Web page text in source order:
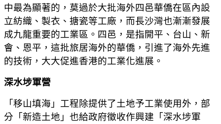
中最為顯著的，莫過於大批海外四邑華僑在區內設
立紡織、製衣、搪瓷等工廠，而長沙灣也漸漸發展
成九龍重要的工業區。四邑，是指開平、台山、新
會、恩平，這批旅居海外的華僑，引進了海外先進
的技術，大大促進香港的工業化進展。
深水埗軍營
「移山填海」工程除提供了土地予工業使用外，部
分「新造土地」也給政府徵收作興建「深水埗軍